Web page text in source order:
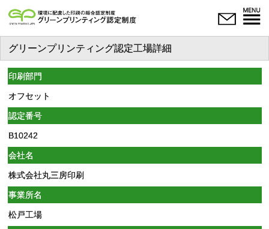
グリーンプリンティング認定工場詳細
印刷部門
オフセット
認定番号
B10242
会社名
株式会社丸三房印刷
事業所名
松戸工場